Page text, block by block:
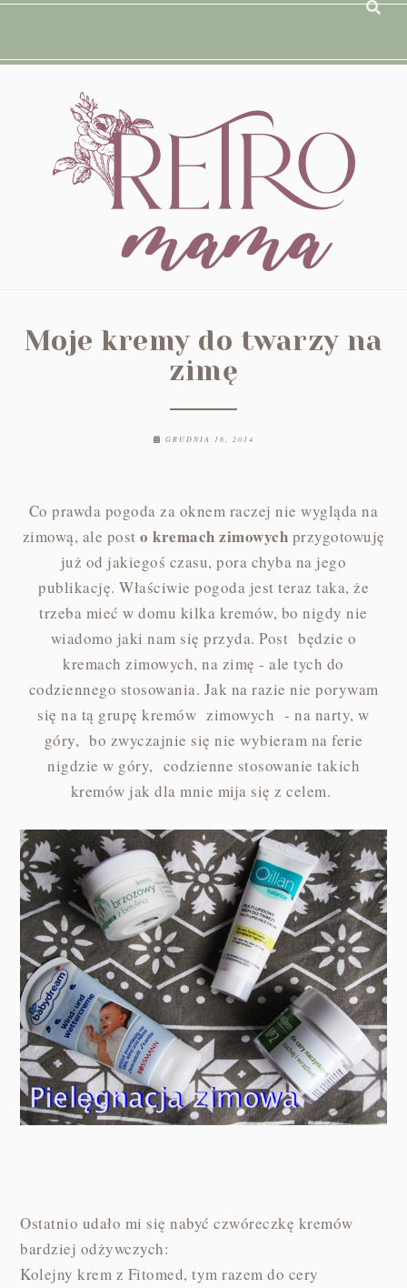
Moje kremy do twarzy na
zimę
GRUDNIA 16, 2014
Co prawda pogoda za oknem raczej nie wygląda na
zimową, ale post o kremach zimowych przygotowuję
już od jakiegoś czasu, pora chyba na jego
publikację. Właściwie pogoda jest teraz taka, że
trzeba mieć w domu kilka kremów, bo nigdy nie
wiadomo jaki nam się przyda. Post będzie o
kremach zimowych, na zimę - ale tych do
codziennego stosowania. Jak na razie nie porywam
się na tą grupę kremów zimowych - na narty, w
góry, bo zwyczajnie się nie wybieram na ferie
nigdzie w góry, codzienne stosowanie takich
kremów jak dla mnie mija się z celem.
Ostatnio udało mi się nabyć czwóreczkę kremów
bardziej odżywczych:
Kolejny krem z Fitomed, tym razem do cery